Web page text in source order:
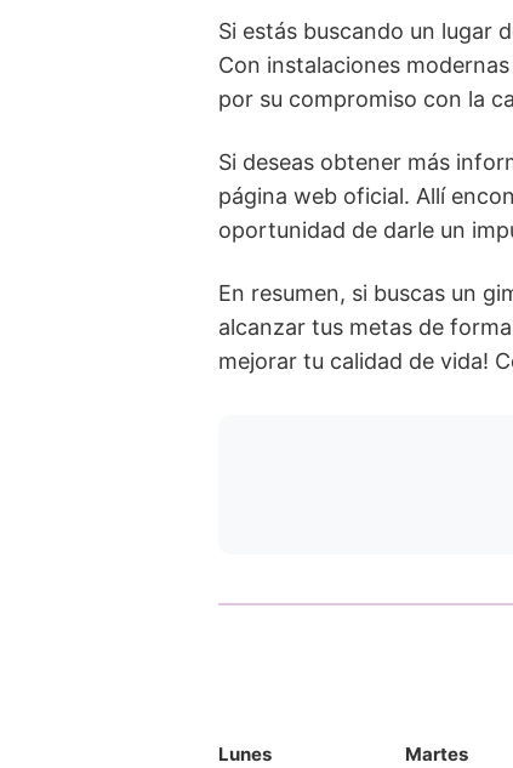
Si estás buscando un lugar
Con instalaciones
por su compromiso con la
Si deseas obtener más
página web oficial. Allí
oportunidad de darle un
En resumen, si buscas un
alcanzar tus metas de
mejorar tu calidad de vida!
Lunes Martes